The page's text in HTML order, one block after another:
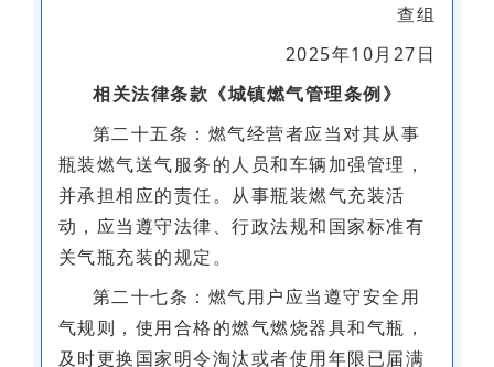
查组
2025年10月27日
相关法律条款《城镇燃气管理条例》
第二十五条：燃气经营者应当对其从事
瓶装燃气送气服务的人员和车辆加强管理，
并承担相应的责任。从事瓶装燃气充装活
动，应当遵守法律、行政法规和国家标准有
关气瓶充装的规定。
第二十七条：燃气用户应当遵守安全用
气规则，使用合格的燃气燃烧器具和气瓶，
及时更换国家明令淘汰或者使用年限已届满